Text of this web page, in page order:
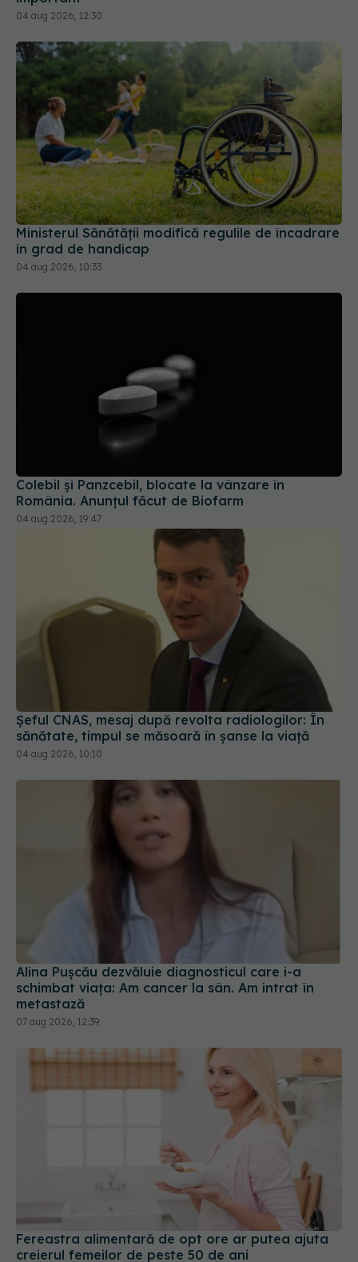
04 aug 2026, 12:30
Ministerul Sănătății modifică regulile de încadrare
în grad de handicap
04 aug 2026, 10:33
Colebil și Panzcebil, blocate la vânzare în
România. Anunțul făcut de Biofarm
04 aug 2026, 19:47
Șeful CNAS, mesaj după revolta radiologilor: În
sănătate, timpul se măsoară în șanse la viață
04 aug 2026, 10:10
Alina Pușcău dezvăluie diagnosticul care i-a
schimbat viața: Am cancer la sân. Am intrat în
metastază
07 aug 2026, 12:39
Fereastra alimentară de opt ore ar putea ajuta
creierul femeilor de peste 50 de ani